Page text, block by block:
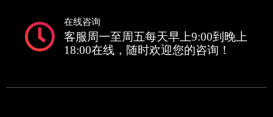
在线咨询
客服周一至周五每天早上9:00到晚上
18:00在线，随时欢迎您的咨询！